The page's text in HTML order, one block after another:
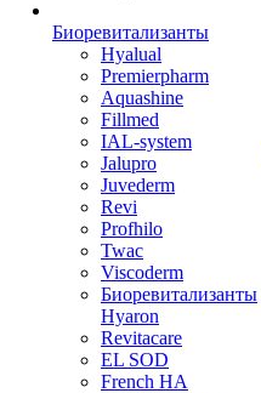
Биоревитализанты
Hyalual
Premierpharm
Aquashine
Fillmed
IAL-system
Jalupro
Juvederm
Revi
Profhilo
Twac
Viscoderm
Биоревитализанты
Hyaron
Revitacare
EL SOD
French HA